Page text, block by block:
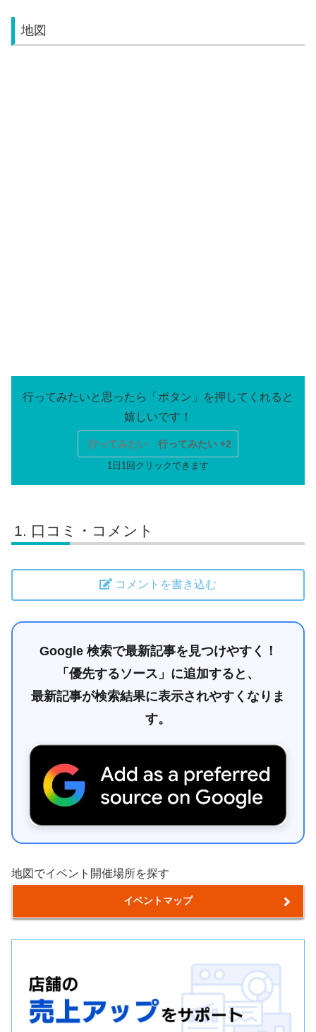
地図
行ってみたい 行ってみたい +2
口コミ・コメント
コメントを書き込む
Google 検索で最新記事を見つけやすく！
「優先するソース」に追加すると、
最新記事が検索結果に表示されやすくなりま
す。
地図でイベント開催場所を探す
イベントマップ